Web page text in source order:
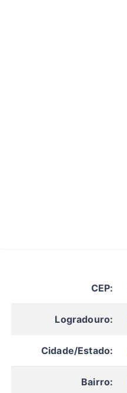
CEP:
Logradouro:
Cidade/Estado:
Bairro: